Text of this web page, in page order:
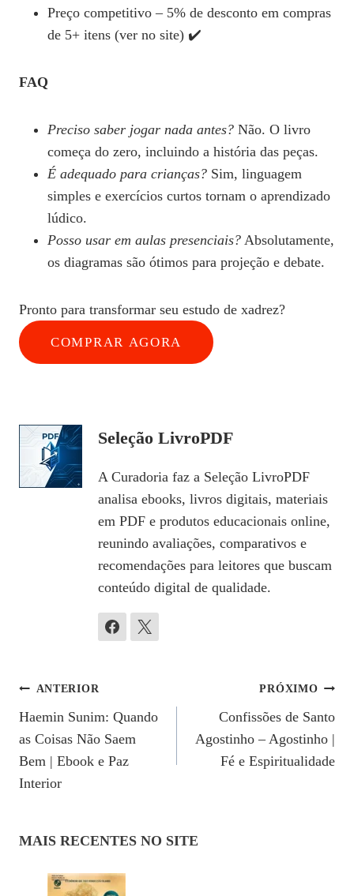
Preço competitivo – 5% de desconto em compras
de 5+ itens (ver no site) ✔️
FAQ
Preciso saber jogar nada antes? Não. O livro
começa do zero, incluindo a história das peças.
É adequado para crianças? Sim, linguagem
simples e exercícios curtos tornam o aprendizado
lúdico.
Posso usar em aulas presenciais? Absolutamente,
os diagramas são ótimos para projeção e debate.
Pronto para transformar seu estudo de xadrez?
COMPRAR AGORA
Seleção LivroPDF
A Curadoria faz a Seleção LivroPDF
analisa ebooks, livros digitais, materiais
em PDF e produtos educacionais online,
reunindo avaliações, comparativos e
recomendações para leitores que buscam
conteúdo digital de qualidade.
Navegação
De
Post
ANTERIOR
Haemin Sunim: Quando
as Coisas Não Saem
Bem | Ebook e Paz
Interior
PRÓXIMO
Confissões de Santo
Agostinho – Agostinho |
Fé e Espiritualidade
MAIS RECENTES NO SITE